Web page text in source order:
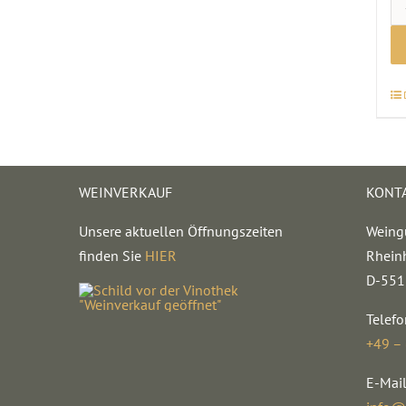
WEINVERKAUF
Unsere aktuellen Öffnungszeiten
finden Sie HIER
D-
+49 –
E-